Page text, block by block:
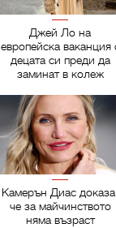
Джей Ло на
европейска ваканция
децата си преди да
заминат в колеж
Камерън Диас
че за майчинството
няма възраст